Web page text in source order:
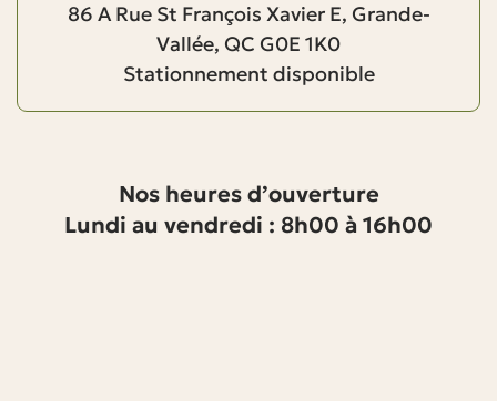
86 A Rue St François Xavier E, Grande-
Vallée, QC G0E 1K0
Stationnement disponible
Nos heures d’ouverture
Lundi au vendredi : 8h00 à 16h00